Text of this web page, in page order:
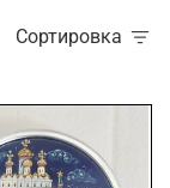
Сортировка